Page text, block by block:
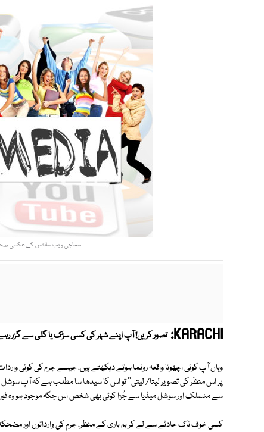
سماجی ویب سائٹس کے عکسی صحافت
KARACHI: تصور کریں! آپ اپنے شہر کی کسی سڑک یا گلی سے گزر
وہاں آپ کوئی اچھوتا واقعہ رونما ہوتے دیکھتے ہیں، جیسے جرم کی کوئی
پر اس منظر کی تصویر لیتا/ لیتی'' تو اس کا سیدھا سا مطلب ہے کہ آپ سوشل
سے منسلک اور سوشل میڈیا سے جُڑا کوئی بھی شخص اس جگہ موجود ہو وہ فوری
کسی خوف ناک حادثے سے لے کر بم باری کے منظر، جرم کی وارداتوں اور